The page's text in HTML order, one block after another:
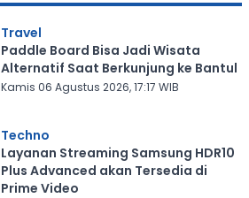
Travel
Paddle Board Bisa Jadi Wisata
Alternatif Saat Berkunjung ke Bantul
Kamis 06 Agustus 2026, 17:17 WIB
Techno
Layanan Streaming Samsung HDR10
Plus Advanced akan Tersedia di
Prime Video